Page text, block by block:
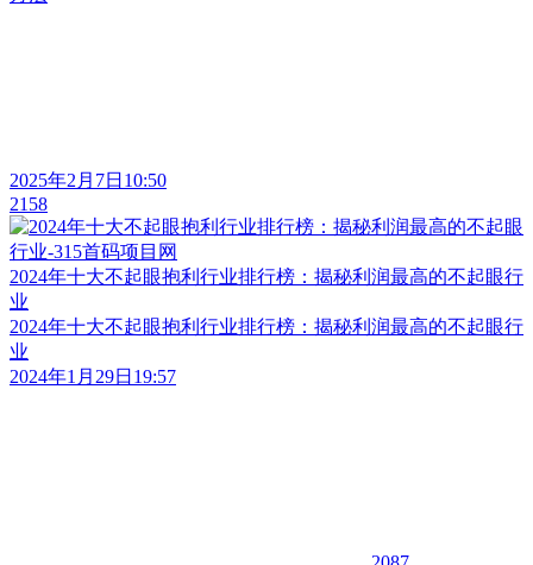
2025年2月7日10:50
2158
2024年十大不起眼抱利行业排行榜：揭秘利润最高的不起眼行
业
2024年十大不起眼抱利行业排行榜：揭秘利润最高的不起眼行
业
2024年1月29日19:57